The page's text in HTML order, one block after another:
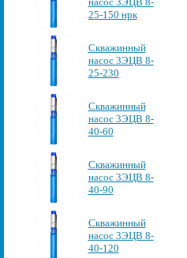
25-150 нрк
Скважинный
насос 3ЭЦВ 8-
25-230
Скважинный
насос 3ЭЦВ 8-
40-60
Скважинный
насос 3ЭЦВ 8-
40-90
Скважинный
насос 3ЭЦВ 8-
40-120